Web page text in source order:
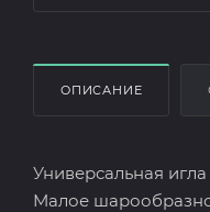
ОПИСАНИЕ
Универсальная
Малое